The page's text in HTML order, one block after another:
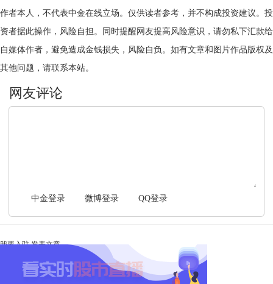
作者本人，不代表中金在线立场。仅供读者参考，并不构成投资建议。投
资者据此操作，风险自担。同时提醒网友提高风险意识，请勿私下汇款给
自媒体作者，避免造成金钱损失，风险自负。如有文章和图片作品版权及
其他问题，请联系本站。
中金登录 微博登录 QQ登录
我要入驻 发表文章
Ta未开启直播